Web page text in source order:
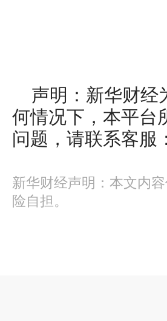
声明：新华财经
何情况下，本平台
问题，请联系客服
新华财经声明：本文内
险自担。